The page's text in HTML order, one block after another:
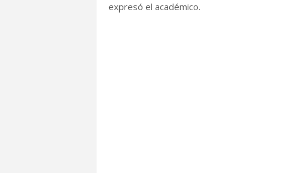
expresó el académico.